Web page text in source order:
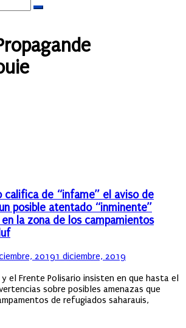
califica de “infame” el aviso de
posible atentado “inminente”
la zona de los campamientos
20191 diciembre, 2019
el Frente Polisario insisten en que hasta el
sobre posibles amenazas que
de refugiados saharauis,